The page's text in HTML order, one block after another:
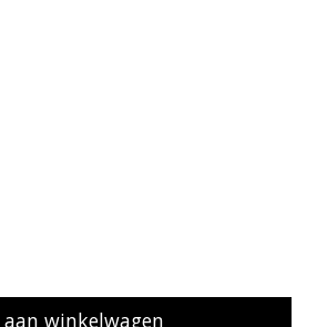
aan winkelwagen